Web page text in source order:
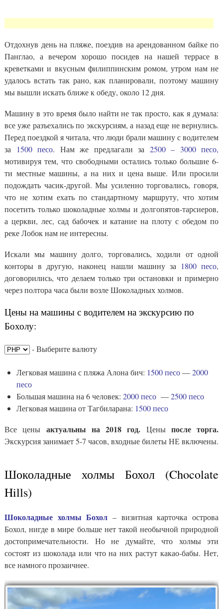
Отдохнув день на пляже, поездив на арендованном байке по
Панглао, а вечером хорошо посидев на нашей террасе в
креветками и вкусным филиппинским ромом, утром нам не
удалось встать так рано, как планировали, поэтому машину
мы вышли искать ближе к обеду, около 12 дня.
Машину в это время было найти не так просто, как я думала:
все уже разъехались по экскурсиям, а назад еще не вернулись.
Перед поездкой я читала, что люди брали машину с водителем
за
1500 песо. Нам же предлагали за 2500 – 3000 песо,
мотивируя тем, что свободными остались только большие 6-
ти местные машины, а на них и цена выше. Или просили
подождать часик-другой. Мы усиленно торговались, говоря,
что не хотим ехать по стандартному маршруту, что хотим
посетить только шоколадные холмы и долгопятов-тарсиеров,
а церкви, лес, сад бабочек и катание на плоту с обедом по
реке Лобок нам не интересны.
Искали мы машину долго, торговались, ходили от одной
конторы в другую, наконец нашли машину за 1800 песо,
договорились, что делаем только три остановки и примерно
через полтора часа были возле Шоколадных холмов.
Цены на машины с водителем на экскурсию по
Бохолу:
- Выберите валюту
Легковая машина с пляжа Алона бич: 1500 песо—2000
песо
Большая машина на 6 человек: 2000 песо —2500 песо
Легковая машина от Тагбиларана: 1500 песо
Все цены актуальны на 2018 год. Цены после торга.
Экскурсия занимает 5-7 часов, входные билеты НЕ включены.
Шоколадные холмы Бохол (Chocolate
Hills)
Шоколадные холмы Бохол – визитная карточка острова
Бохол, нигде в мире больше нет такой необычной природной
достопримечательности. Но не думайте, что холмы эти
состоят из шоколада или что на них растут какао-бабы. Нет,
все намного прозаичнее.